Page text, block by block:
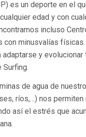
es un deporte en el
edad y con
incluso
con minusvalías
y evolucionar
Surfing.
de agua de
ríos,…) nos permiten
así el estrés que